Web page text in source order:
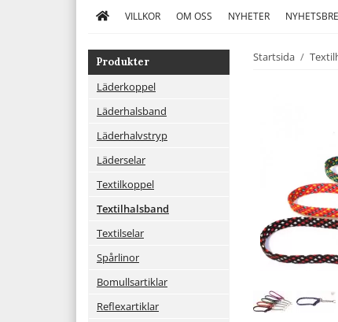
VILLKOR OM OSS NYHETER
Produkter
Läderkoppel
Läderhalsband
Läderhalvstryp
Läderselar
Textilkoppel
Textilhalsband
Textilselar
Spårlinor
Bomullsartiklar
Reflexartiklar
Startsida /